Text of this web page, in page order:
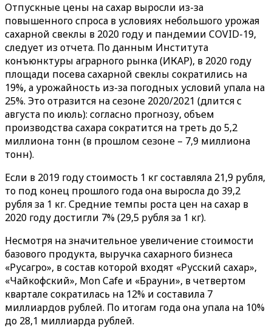
Отпускные цены на сахар выросли из-за
повышенного спроса в условиях небольшого урожая
сахарной свеклы в 2020 году и пандемии COVID-19,
следует из отчета. По данным Института
конъюнктуры аграрного рынка (ИКАР), в 2020 году
площади посева сахарной свеклы сократились на
19%, а урожайность из-за погодных условий упала на
25%. Это отразится на сезоне 2020/2021 (длится с
августа по июль): согласно прогнозу, объем
производства сахара сократится на треть до 5,2
миллиона тонн (в прошлом сезоне – 7,9 миллиона
тонн).
Если в 2019 году стоимость 1 кг составляла 21,9 рубля,
то под конец прошлого года она выросла до 39,2
рубля за 1 кг. Средние темпы роста цен на сахар в
2020 году достигли 7% (29,5 рубля за 1 кг).
Несмотря на значительное увеличение стоимости
базового продукта, выручка сахарного бизнеса
«Русагро», в состав которой входят «Русский сахар»,
«Чайкофский», Mon Cafe и «Брауни», в четвертом
квартале сократилась на 12% и составила 7
миллиардов рублей. По итогам года она упала на 10%
до 28,1 миллиарда рублей.